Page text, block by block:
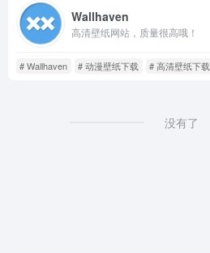
Wallhaven
高清壁纸网站，质量很高哦！
# Wallhaven # 动漫壁纸下载 # 高清壁纸下载
没有了